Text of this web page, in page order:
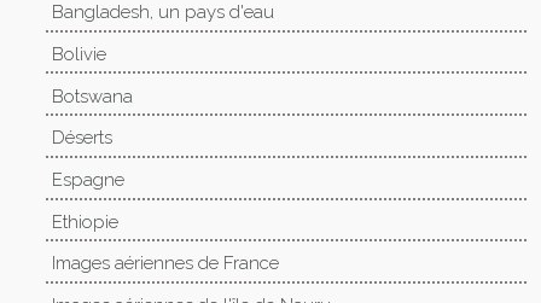
Bangladesh, un pays d'eau
Bolivie
Botswana
Déserts
Espagne
Ethiopie
Images aériennes de France